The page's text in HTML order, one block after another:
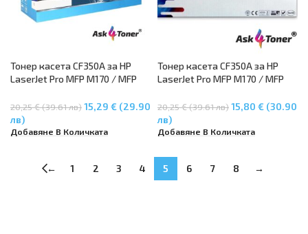
Тонер касета CF350A за HP
LaserJet Pro MFP M170 / MFP
20,25 € (39.61 лв)15,29 € (29.90
лв)
Добавяне В Количката
Тонер касета CF350A за HP
LaserJet Pro MFP M170 / MFP
20,25 € (39.61 лв)15,80 € (30.90
лв)
Добавяне В Количката
← 1 2 3 4 5 6 7 8 →